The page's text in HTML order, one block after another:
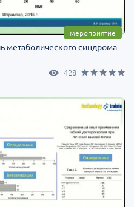
мероприятие
метаболического синдрома
428